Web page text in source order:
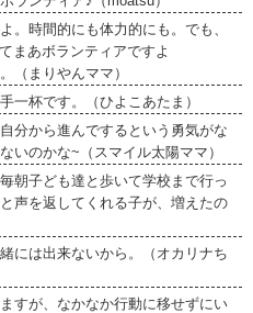
。時間的にも体力的にも。でも、
まあボランティアですよ
（まりやんママ）
一杯です。（ひよこあたま）
分から進んでするという勇気がな
いのかな~（スマイル太陽ママ）
朝子ども達と歩いて学校まで行っ
声を返してくれる子が、増えたの
には出来ないから。（オカリナち
すが、なかなか行動に移せずにい